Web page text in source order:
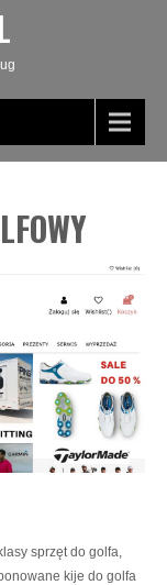
sprzęt do golfa,
kije do golfa